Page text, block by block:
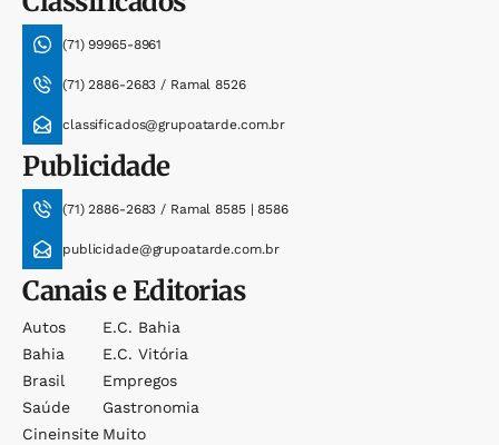
(71) 99965-8961
(71) 2886-2683 / Ramal 8526
classificados@grupoatarde.com.br
Publicidade
(71) 2886-2683 / Ramal 8585 | 8586
publicidade@grupoatarde.com.br
Canais e Editorias
Autos
Bahia
Brasil
Saúde
Cineinsite
E.c. Bahia
E.c. Vitória
Empregos
Gastronomia
Muito